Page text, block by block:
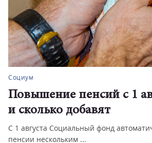
Социум
Повышение пенсий с 1
и сколько добавят
С 1 августа Социальный фонд
пенсии нескольким ...